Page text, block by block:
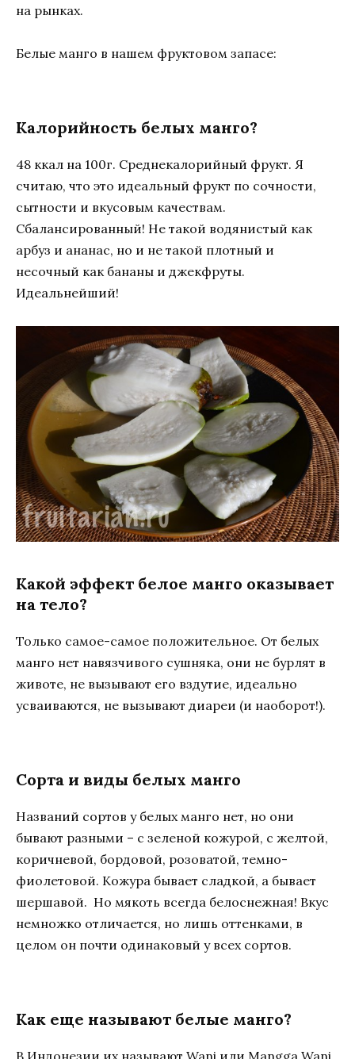
на рынках.
Белые манго в нашем фруктовом запасе:
Калорийность белых манго?
48 ккал на 100г. Среднекалорийный фрукт. Я
считаю, что это идеальный фрукт по сочности,
сытности и вкусовым качествам.
Сбалансированный! Не такой водянистый как
арбуз и ананас, но и не такой плотный и
несочный как бананы и джекфруты.
Идеальнейший!
Какой эффект белое манго оказывает
на тело?
Только самое-самое положительное. От белых
манго нет навязчивого сушняка, они не бурлят в
животе, не вызывают его вздутие, идеально
усваиваются, не вызывают диареи (и наоборот!).
Сорта и виды белых манго
Названий сортов у белых манго нет, но они
бывают разными – с зеленой кожурой, с желтой,
коричневой, бордовой, розоватой, темно-
фиолетовой. Кожура бывает сладкой, а бывает
шершавой. Но мякоть всегда белоснежная! Вкус
немножко отличается, но лишь оттенками, в
целом он почти одинаковый у всех сортов.
Как еще называют белые манго?
В Индонезии их называют Wani или Mangga Wani.